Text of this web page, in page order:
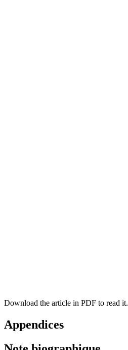
Download the article in PDF to read it.
Appendices